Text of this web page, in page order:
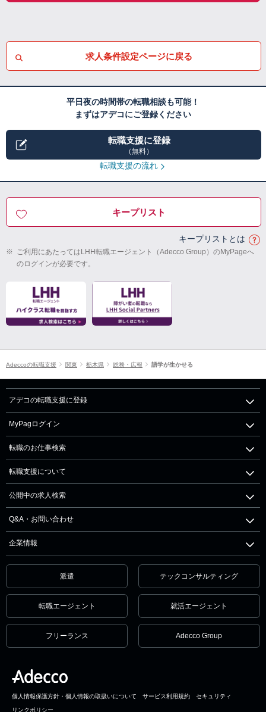
求人条件設定ページに戻る
平日夜の時間帯の転職相談も可能！
まずはアデコにご登録ください
転職支援に登録
（無料）
転職支援の流れ
キープリスト
キープリストとは
※ ご利用にあたってはLHH転職エージェント（Adecco Group）のMyPageへ
のログインが必要です。
Adeccoの転職支援 関東 栃木県 総務・広報 語学が生かせる
アデコの転職支援に登録
MyPagログイン
転職のお仕事検索
転職支援について
公開中の求人検索
Q&A・お問い合わせ
企業情報
派遣 テックコンサルティング
転職エージェント 就活エージェント
フリーランス Adecco Group
個人情報保護方針・個人情報の取扱いについて サービス利用規約 セキュリティ
リンクポリシー